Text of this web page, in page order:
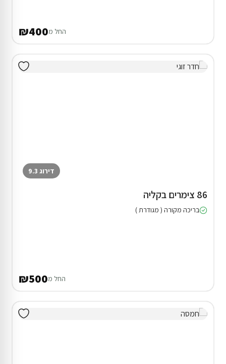
החל מ₪400
דירוג 9.3
86 צימרים בקליה
בריכה מקורה ( מגודרת )
החל מ₪500